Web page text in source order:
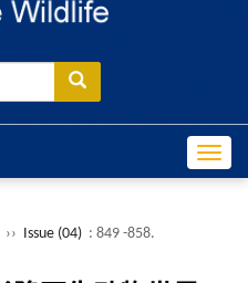
›› Issue (04) : 849 -858.